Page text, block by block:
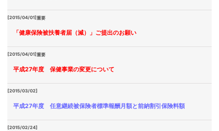
[2015/04/01]重要
「健康保険被扶養者届（減）」ご提出のお願い
[2015/04/01]重要
平成27年度 保健事業の変更について
[2015/03/02]
平成27年度 任意継続被保険者標準報酬月額と前納割引保険料額
[2015/02/24]